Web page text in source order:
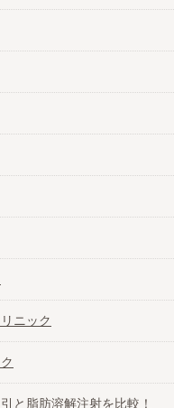
ニック
と脂肪溶解注射を比較！